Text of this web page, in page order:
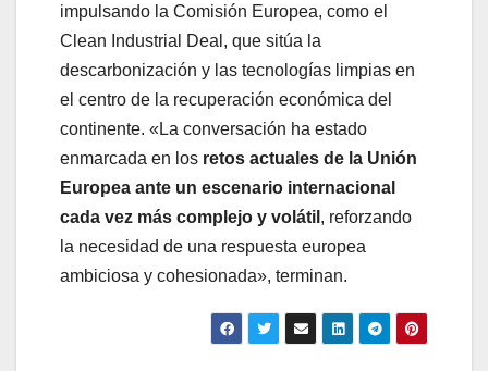
impulsando la Comisión Europea, como el
Clean Industrial Deal, que sitúa la
descarbonización y las tecnologías limpias en
el centro de la recuperación económica del
continente. «La conversación ha estado
enmarcada en los retos actuales de la Unión
Europea ante un escenario internacional
cada vez más complejo y volátil , reforzando
la necesidad de una respuesta europea
ambiciosa y cohesionada», terminan.